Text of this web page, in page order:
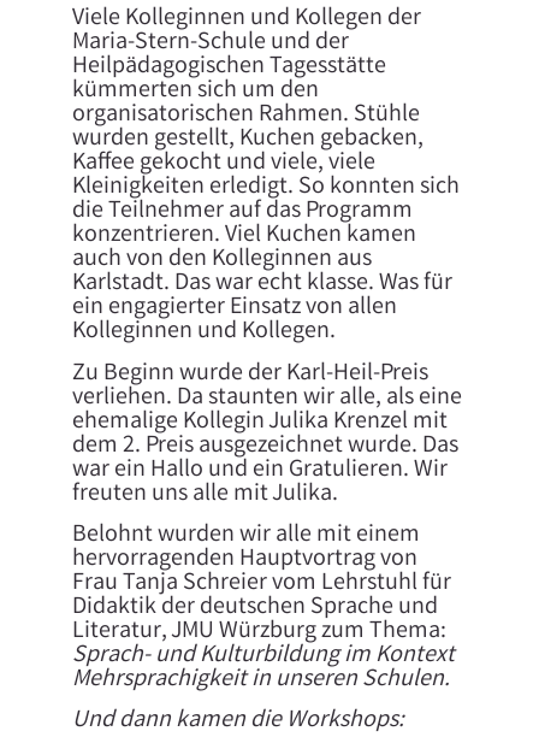
Viele Kolleginnen und Kollegen der
Maria-Stern-Schule und der
Heilpädagogischen Tagesstätte
kümmerten sich um den
organisatorischen Rahmen. Stühle
wurden gestellt, Kuchen gebacken,
Kaffee gekocht und viele, viele
Kleinigkeiten erledigt. So konnten sich
die Teilnehmer auf das Programm
konzentrieren. Viel Kuchen kamen
auch von den Kolleginnen aus
Karlstadt. Das war echt klasse. Was für
ein engagierter Einsatz von allen
Kolleginnen und Kollegen.
Zu Beginn wurde der Karl-Heil-Preis
verliehen. Da staunten wir alle, als eine
ehemalige Kollegin Julika Krenzel mit
dem 2. Preis ausgezeichnet wurde. Das
war ein Hallo und ein Gratulieren. Wir
freuten uns alle mit Julika.
Belohnt wurden wir alle mit einem
hervorragenden Hauptvortrag von
Frau Tanja Schreier vom Lehrstuhl für
Didaktik der deutschen Sprache und
Literatur, JMU Würzburg zum Thema:
Sprach- und Kulturbildung im Kontext
Mehrsprachigkeit in unseren Schulen.
Und dann kamen die Workshops: